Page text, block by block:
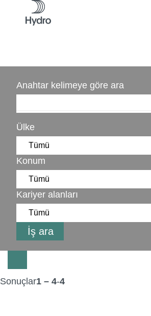
Anahtar kelimeye göre ara
Ülke
Konum
Kariyer alanları
Sonuçlar1 – 4-4